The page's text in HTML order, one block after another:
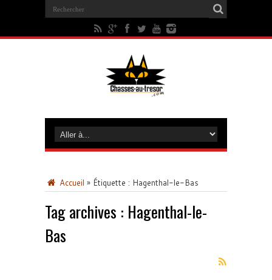
Accueil » Étiquette : Hagenthal-le-Bas
Tag archives : Hagenthal-le-
Bas